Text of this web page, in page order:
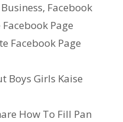
, Facebook
Page
Facebook Page
Boys Girls Kaise
How To Fill Pan